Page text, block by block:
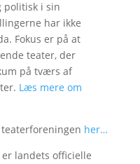
politisk i sin
har ikke
Fokus er på at
teater, der
på tværs af
Læs mere om
her…
er landets officielle